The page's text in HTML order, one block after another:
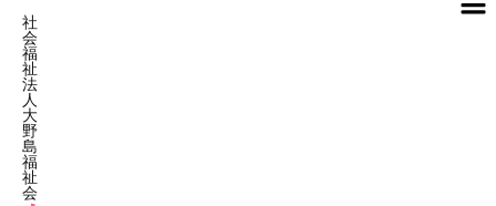
社
会
福
祉
法
人
大
野
島
福
祉
会